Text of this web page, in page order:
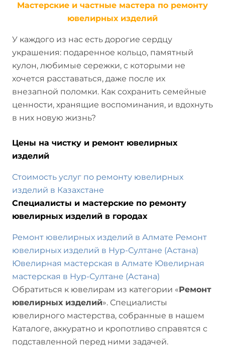
Мастерские и частные мастера по ремонту
ювелирных изделий
У каждого из нас есть дорогие сердцу
украшения: подаренное кольцо, памятный
кулон, любимые сережки, с которыми не
хочется расставаться, даже после их
внезапной поломки. Как сохранить семейные
ценности, хранящие воспоминания, и вдохнуть
в них новую жизнь?
Цены на чистку и ремонт ювелирных
изделий
Стоимость услуг по ремонту ювелирных
изделий в Казахстане
Специалисты и мастерские по ремонту
ювелирных изделий в городах
Ремонт ювелирных изделий в Алмате Ремонт
ювелирных изделий в Нур-Султане (Астана)
Ювелирная мастерская в Алмате Ювелирная
мастерская в Нур-Султане (Астана)
Обратиться к ювелирам из категории «Ремонт
ювелирных изделий». Специалисты
ювелирного мастерства, собранные в нашем
Каталоге, аккуратно и кропотливо справятся с
подставленной перед ними задачей.